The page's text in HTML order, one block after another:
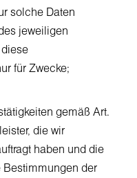
solche Daten
jeweiligen
diese
für Zwecke;
gemäß Art.
die wir
haben und die
Bestimmungen der